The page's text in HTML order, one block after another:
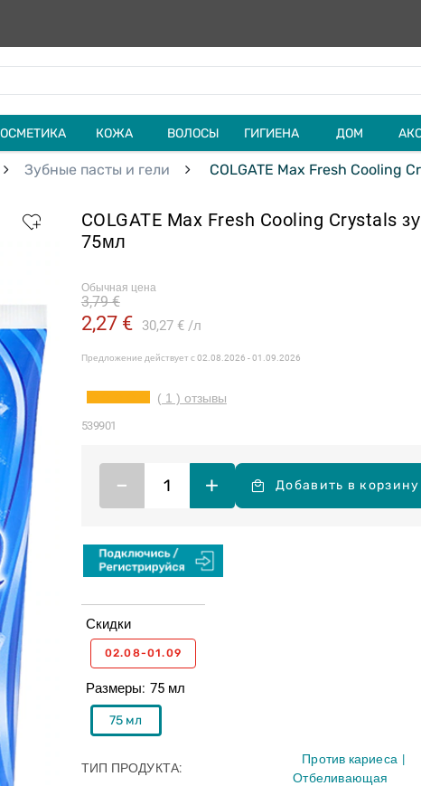
КОЖА ВОЛОСЫ ГИГИЕНА ДОМ
Зубные пасты и гели COLGATE Max Fresh Cooling
COLGATE Max Fresh Cooling Crystals
75мл
Обычная цена
2,27 € 30,27 € л
3,79 €
Предложение действует с02.08.2026 - 01.09.2026
( 1 ) отзывы
539901
Размеры 75 мл
75 мл
– + Добавить в корзину
Скидки
02.08-01.09
ТИП ПРОДУКТА
Против кариеса
Отбеливающая